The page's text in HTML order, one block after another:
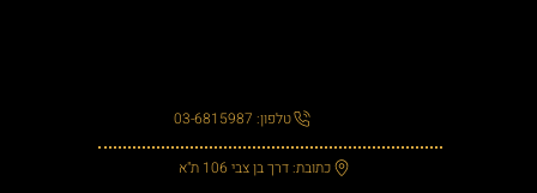
טלפון: 03-6815987
כתובת: דרך בן צבי 106 ת"א